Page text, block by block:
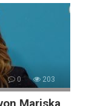
0 203